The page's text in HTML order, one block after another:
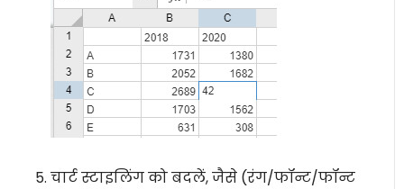
चार्ट स्टाइलिंग को बदलें, जैसे (रंग/फॉन्ट/फॉन्ट